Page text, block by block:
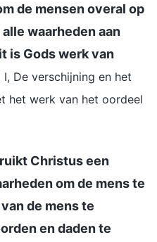
de mensen overal op
waarheden aan
is Gods werk van
De verschijning en het
het werk van het oordeel
Christus een
om de mens te
de mens te
en daden te